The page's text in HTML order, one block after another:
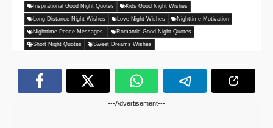
Inspirational Good Night Quotes Kids Good Night Wishes
Long Distance Night Wishes Love Night Wishes Nighttime Motivation
Nighttime Peace Messages. Romantic Good Night Quotes
Short Night Quotes Sweet Dreams Wishes
---Advertisement---